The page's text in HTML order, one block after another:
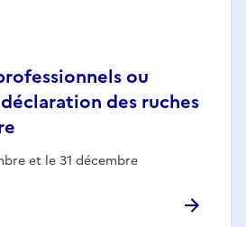
ou
des ruches
et le 31 décembre